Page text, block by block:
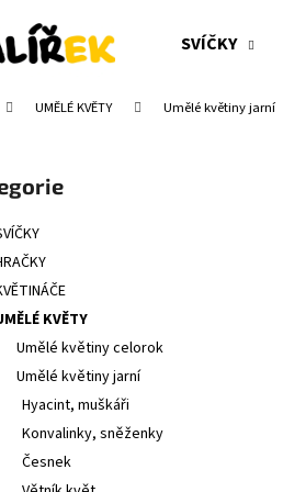
SVÍČKY
UMĚLÉ KVĚTY Umělé květiny jarní
KVĚTY
Umělé květiny celorok
Umělé květiny jarní
Hyacint, muškáři
Konvalinky, sněženky
Česnek